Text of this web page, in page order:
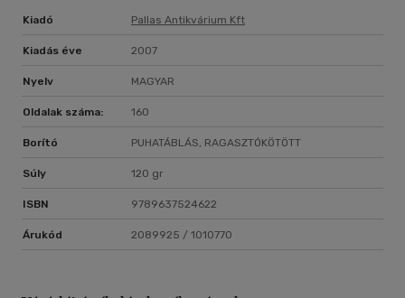
Kiadó Pallas Antikvárium Kft
Kiadás éve 2007
Nyelv MAGYAR
Oldalak száma: 160
Borító PUHATÁBLÁS, RAGASZTÓKÖTÖTT
Súly 120 gr
ISBN 9789637524622
Árukód 2089925 / 1010770